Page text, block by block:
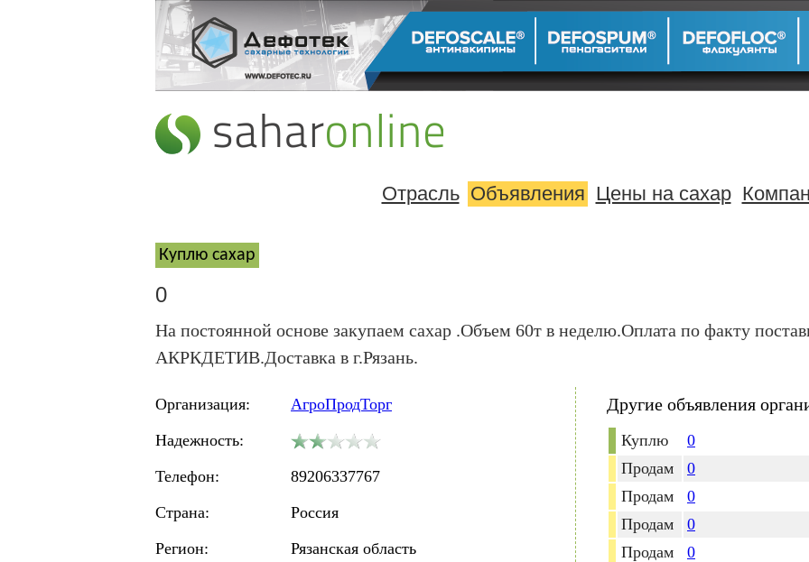
Отрасль Объявления Цены на сахар
Куплю cахар
0
На постоянной основе закупаем сахар .Объем 60т в неделю.Оплата по факту
АКРКДЕТИВ.Доставка в г.Рязань.
Организация:
АгроПродТорг
Надежность:
Телефон:
89206337767
Страна:
Россия
Регион:
Рязанская область
Другие объявления
Куплю
0
Продам
0
Продам
0
Продам
0
Продам
0